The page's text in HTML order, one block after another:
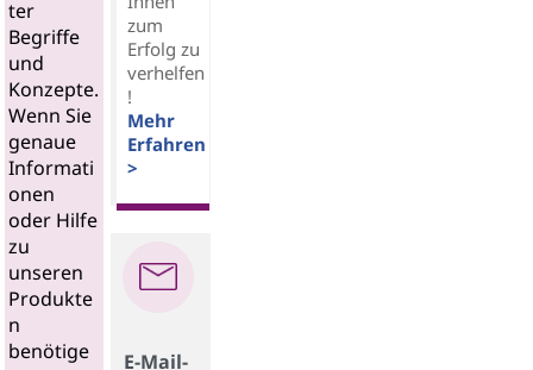
ter
Begriffe
und
Konzepte.
Wenn Sie
genaue
Informati
onen
oder Hilfe
zu
unseren
Produkte
n
benötige
zum
Erfolg zu
verhelfen
!
Mehr
Erfahren
>
E-Mail-